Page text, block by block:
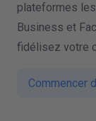
plateformes
Business et
fidélisez votre
Commencer